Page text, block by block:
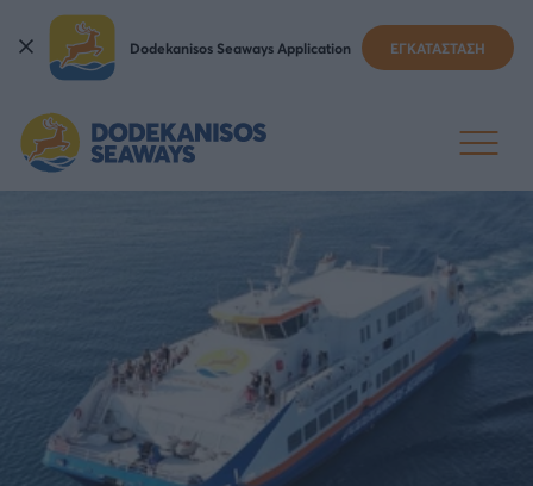
Dodekanisos Seaways Application ΕΓΚΑΤΑΣΤΑΣΗ
ΔΡΟΜΟΛΌΓΙΑ ΠΛΟΊΩΝ